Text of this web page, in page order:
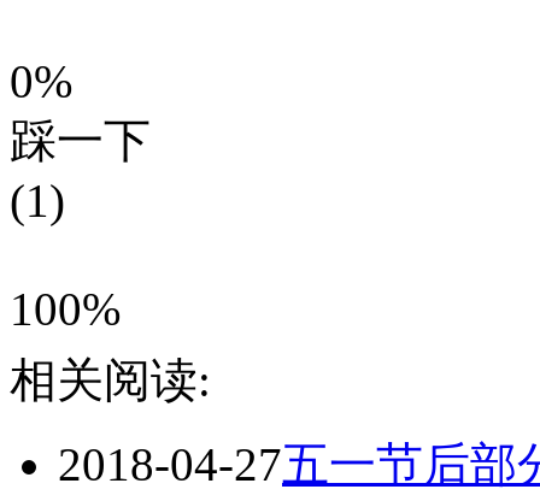
0%
踩一下
(1)
100%
相关阅读:
2018-04-27五一节后部